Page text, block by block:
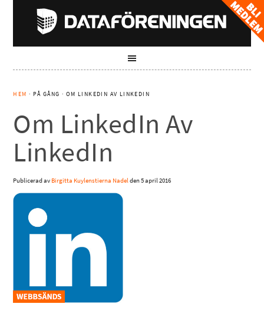
HEM · PÅ GÅNG · OM LINKEDIN AV LINKEDIN
Om LinkedIn Av
LinkedIn
Publicerad av Birgitta Kuylenstierna Nadelden5 april 2016